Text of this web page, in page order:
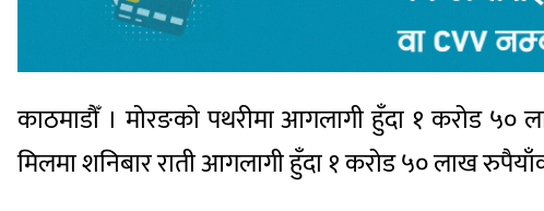
काठमाडौँ । मोरङको पथरीमा आगलागी हुँदा १ करोड ५०
मिलमा शनिबार राती आगलागी हुँदा १ करोड ५० लाख